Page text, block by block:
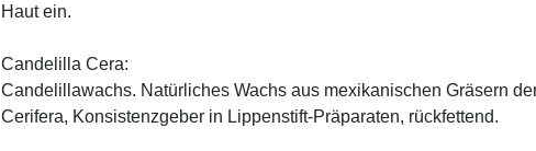
Haut ein.
Candelilla Cera:
Candelillawachs. Natürliches Wachs aus mexikanischen Gräsern
Cerifera, Konsistenzgeber in Lippenstift-Präparaten, rückfettend.